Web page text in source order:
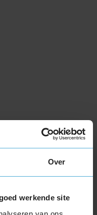
Over
werkende site